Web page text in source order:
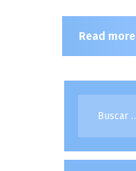
Read more